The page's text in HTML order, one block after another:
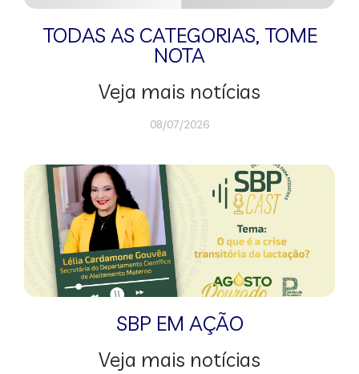
TODAS AS CATEGORIAS, TOME
NOTA
Veja mais notícias
08/07/2026
SBP EM AÇÃO
Veja mais notícias